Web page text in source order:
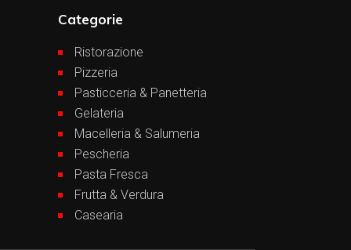
Categorie
Ristorazione
Pizzeria
Pasticceria & Panetteria
Gelateria
Macelleria & Salumeria
Pescheria
Pasta Fresca
Frutta & Verdura
Casearia